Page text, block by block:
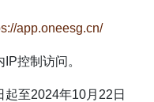
app.oneesg.cn/
控制访问。
起至2024年10月22日